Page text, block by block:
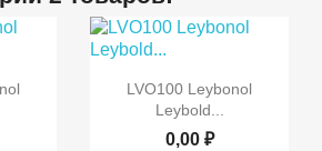
Быстрый просмотр
LVO100 Leybonol
Leybold...
0,00 ₽